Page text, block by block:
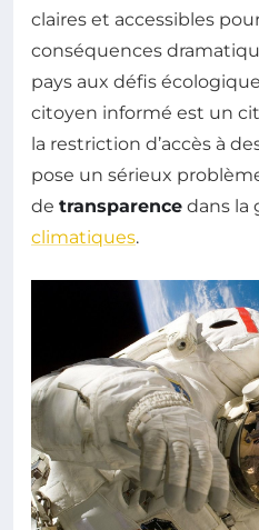
claires et accessibles
conséquences
pays aux défis
citoyen informé est un
la restriction d’accès à
pose un sérieux
de transparence dans la
climatiques.